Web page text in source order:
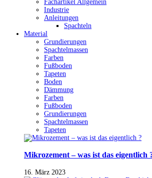
Fachartikel Allgemein
Industrie
Anleitungen
Spachteln
Material
Grundierungen
Spachtelmassen
Farben
Fußboden
Tapeten
Boden
Dämmung
Farben
Fußboden
Grundierungen
Spachtelmassen
Tapeten
Mikrozement – was ist das eigentlich
16. März 2023